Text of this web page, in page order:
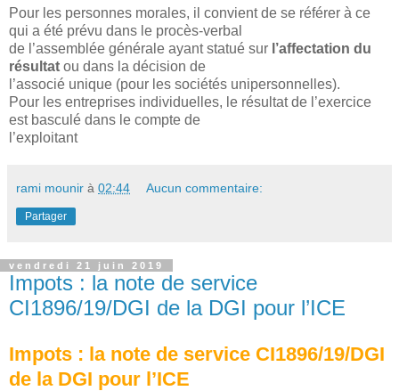
Pour les personnes morales, il convient de se référer à ce
qui a été prévu dans le procès-verbal
de l’assemblée générale ayant statué sur l’affectation du
résultat ou dans la décision de
l’associé unique (pour les sociétés unipersonnelles).
Pour les entreprises individuelles, le résultat de l’exercice
est basculé dans le compte de
l’exploitant
rami mounir à 02:44 Aucun commentaire:
Partager
vendredi 21 juin 2019
Impots : la note de service
CI1896/19/DGI de la DGI pour l’ICE
Impots : la note de service CI1896/19/DGI
de la DGI pour l’ICE